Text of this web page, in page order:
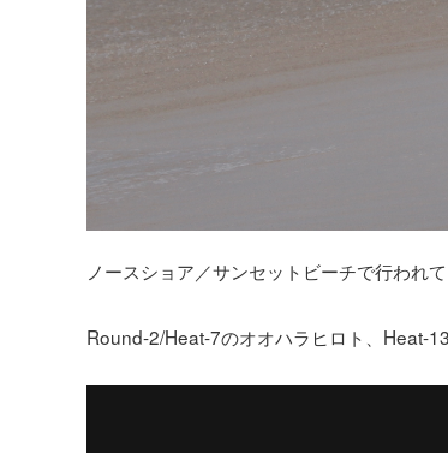
ノースショア／サンセットビーチで行われ
Round-2/Heat-7のオオハラヒロト、Heat-